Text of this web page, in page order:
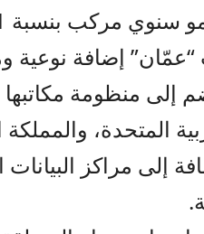
“عمّان” إضافة نوعية
إلى منظومة
المتحدة،
إلى مراكز
.